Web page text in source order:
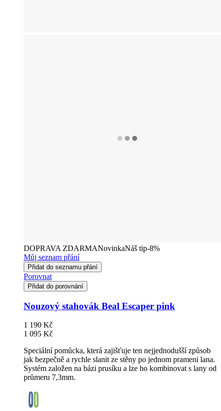
DOPRAVA ZDARMANovinkaNáš tip-8%
Můj seznam přání
Přidat do seznamu přání
Porovnat
Přidat do porovnání
Nouzový stahovák Beal Escaper pink
1 190 Kč
1 095 Kč
Speciální pomůcka, která zajišťuje ten nejjednodušší způsob
jak bezpečně a rychle slanit ze stěny po jednom prameni lana.
Systém založen na bázi prusíku a lze ho kombinovat s lany od
průmeru 7,3mm.